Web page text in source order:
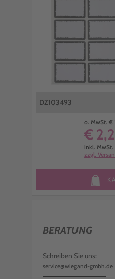
DZ103493
o. MwSt. €
€
inkl. MwSt.
zzgl.
BERATUNG
Schreiben Sie uns:
service@wiegand-gmbh.de